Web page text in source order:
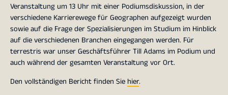
Veranstaltung um 13 Uhr mit einer Podiumsdiskussion, in der
verschiedene Karrierewege für Geographen aufgezeigt wurden
sowie auf die Frage der Spezialisierungen im Studium im Hinblick
auf die verschiedenen Branchen eingegangen werden. Für
terrestris war unser Geschäftsführer Till Adams im Podium und
auch während der gesamten Veranstaltung vor Ort.
Den vollständigen Bericht finden Sie hier.